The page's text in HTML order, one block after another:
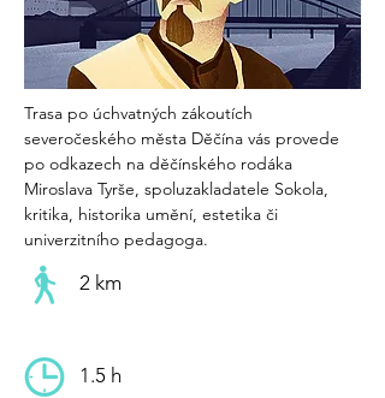
Trasa po úchvatných zákoutích
severočeského města Děčína vás provede
po odkazech na děčínského rodáka
Miroslava Tyrše, spoluzakladatele Sokola,
kritika, historika umění, estetika či
univerzitního pedagoga.
2 km
1.5 h